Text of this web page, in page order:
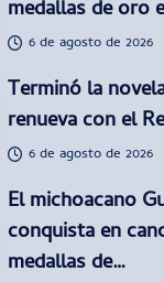
medallas de oro
6 de agosto de 2026
Terminó la
renueva con el
6 de agosto de 2026
El michoacano
conquista en
medallas de…